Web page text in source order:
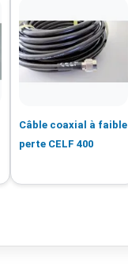
Câble coaxial à faible
perte CELF 400